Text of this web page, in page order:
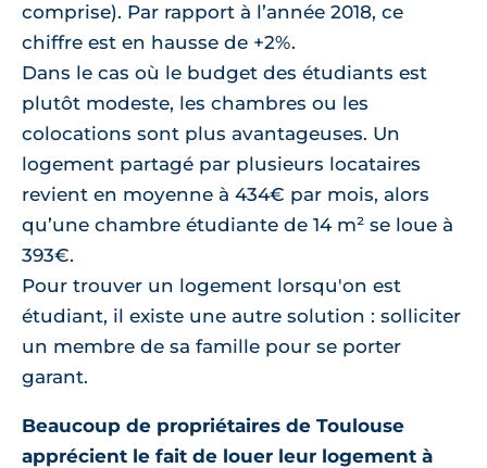
comprise). Par rapport à l’année 2018, ce
chiffre est en hausse de +2%.
Dans le cas où le budget des étudiants est
plutôt modeste, les chambres ou les
colocations sont plus avantageuses. Un
logement partagé par plusieurs locataires
revient en moyenne à 434€ par mois, alors
qu’une chambre étudiante de 14 m² se loue à
393€.
Pour trouver un logement lorsqu'on est
étudiant, il existe une autre solution : solliciter
un membre de sa famille pour se porter
garant.
Beaucoup de propriétaires de Toulouse
apprécient le fait de louer leur logement à